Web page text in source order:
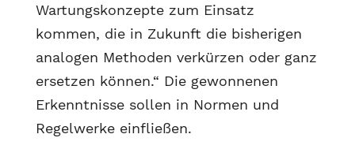
Wartungskonzepte zum Einsatz
kommen, die in Zukunft die bisherigen
analogen Methoden verkürzen oder ganz
ersetzen können.“ Die gewonnenen
Erkenntnisse sollen in Normen und
Regelwerke einfließen.